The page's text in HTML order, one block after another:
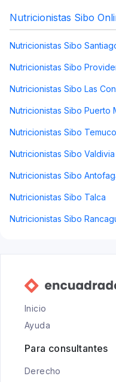
Nutricionistas Sibo
Nutricionistas Sibo
Nutricionistas Sibo
Nutricionistas Sibo Las
Nutricionistas Sibo Puerto
Nutricionistas Sibo Temuco
Nutricionistas Sibo Valdivia
Nutricionistas Sibo
Nutricionistas Sibo Talca
Nutricionistas Sibo
Inicio
Ayuda
Para consultantes
Derecho